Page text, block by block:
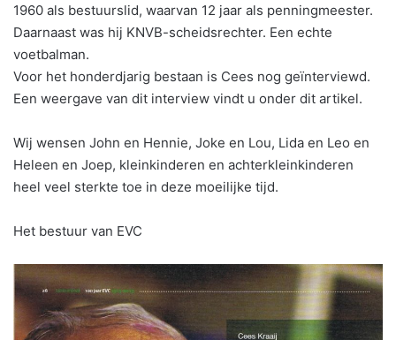
1960 als bestuurslid, waarvan 12 jaar als penningmeester.
Daarnaast was hij KNVB-scheidsrechter. Een echte
voetbalman.
Voor het honderdjarig bestaan is Cees nog geïnterviewd.
Een weergave van dit interview vindt u onder dit artikel.
Wij wensen John en Hennie, Joke en Lou, Lida en Leo en
Heleen en Joep, kleinkinderen en achterkleinkinderen
heel veel sterkte toe in deze moeilijke tijd.
Het bestuur van EVC